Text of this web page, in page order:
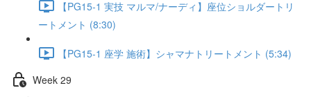
【PG15-1 実技 マルマ/ナーディ】座位ショルダートリ
ートメント (8:30)
【PG15-1 座学 施術】シャマナトリートメント (5:34)
Week 29